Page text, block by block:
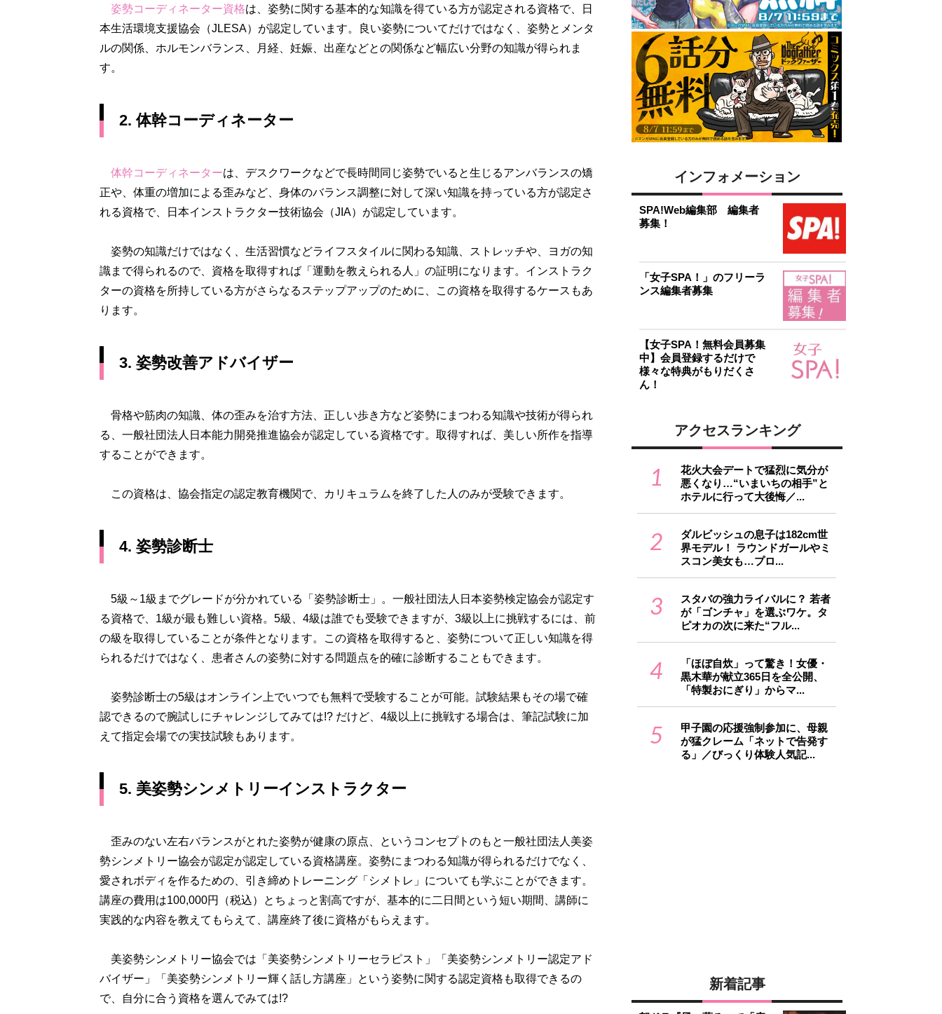
姿勢コーディネーター資格は、姿勢に関する基本的な知識を得ている方が認定される資格で、日
本生活環境支援協会（JLESA）が認定しています。良い姿勢についてだけではなく、姿勢とメンタ
ルの関係、ホルモンバランス、月経、妊娠、出産などとの関係など幅広い分野の知識が得られま
す。
2. 体幹コーディネーター
体幹コーディネーターは、デスクワークなどで長時間同じ姿勢でいると生じるアンバランスの矯
正や、体重の増加による歪みなど、身体のバランス調整に対して深い知識を持っている方が認定さ
れる資格で、日本インストラクター技術協会（JIA）が認定しています。
姿勢の知識だけではなく、生活習慣などライフスタイルに関わる知識、ストレッチや、ヨガの知
識まで得られるので、資格を取得すれば「運動を教えられる人」の証明になります。インストラク
ターの資格を所持している方がさらなるステップアップのために、この資格を取得するケースもあ
ります。
3. 姿勢改善アドバイザー
骨格や筋肉の知識、体の歪みを治す方法、正しい歩き方など姿勢にまつわる知識や技術が得られ
る、一般社団法人日本能力開発推進協会が認定している資格です。取得すれば、美しい所作を指導
することができます。
この資格は、協会指定の認定教育機関で、カリキュラムを終了した人のみが受験できます。
4. 姿勢診断士
5級～1級までグレードが分かれている「姿勢診断士」。一般社団法人日本姿勢検定協会が認定す
る資格で、1級が最も難しい資格。5級、4級は誰でも受験できますが、3級以上に挑戦するには、前
の級を取得していることが条件となります。この資格を取得すると、姿勢について正しい知識を得
られるだけではなく、患者さんの姿勢に対する問題点を的確に診断することもできます。
姿勢診断士の5級はオンライン上でいつでも無料で受験することが可能。試験結果もその場で確
認できるので腕試しにチャレンジしてみては!? だけど、4級以上に挑戦する場合は、筆記試験に加
えて指定会場での実技試験もあります。
5. 美姿勢シンメトリーインストラクター
歪みのない左右バランスがとれた姿勢が健康の原点、というコンセプトのもと一般社団法人美姿
勢シンメトリー協会が認定が認定している資格講座。姿勢にまつわる知識が得られるだけでなく、
愛されボディを作るための、引き締めトレーニング「シメトレ」についても学ぶことができます。
講座の費用は100,000円（税込）とちょっと割高ですが、基本的に二日間という短い期間、講師に
実践的な内容を教えてもらえて、講座終了後に資格がもらえます。
美姿勢シンメトリー協会では「美姿勢シンメトリーセラピスト」「美姿勢シンメトリー認定アド
バイザー」「美姿勢シンメトリー輝く話し方講座」という姿勢に関する認定資格も取得できるの
で、自分に合う資格を選んでみては!?
インフォメーション
SPA!Web編集部 編集者
募集！
「女子SPA！」のフリーラ
ンス編集者募集
【女子SPA！無料会員募集
中】会員登録するだけで
様々な特典がもりだくさ
ん！
アクセスランキング
1
花火大会デートで猛烈に気分が
悪くなり…“いまいちの相手”と
ホテルに行って大後悔／...
2
ダルビッシュの息子は182cm世
界モデル！ ラウンドガールやミ
スコン美女も…プロ...
3
スタバの強力ライバルに？ 若者
が「ゴンチャ」を選ぶワケ。タ
ピオカの次に来た“フル...
4
「ほぼ自炊」って驚き！女優・
黒木華が献立365日を全公開、
「特製おにぎり」からマ...
5
甲子園の応援強制参加に、母親
が猛クレーム「ネットで告発す
る」／びっくり体験人気記...
新着記事